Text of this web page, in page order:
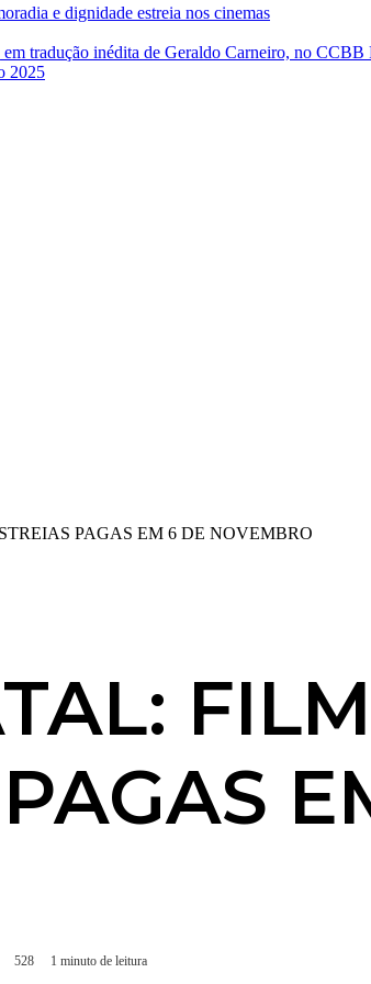
e dignidade estreia nos cinemas
tradução inédita de Geraldo Carneiro, no CCBB
2025
PAGAS EM 6 DE NOVEMBRO
528 1 minuto de leitura